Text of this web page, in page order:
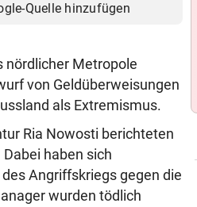
Quelle hinzufügen
nördlicher Metropole
von Geldüberweisungen
als Extremismus.
Ria Nowosti berichteten
haben sich
Angriffskriegs gegen die
wurden tödlich